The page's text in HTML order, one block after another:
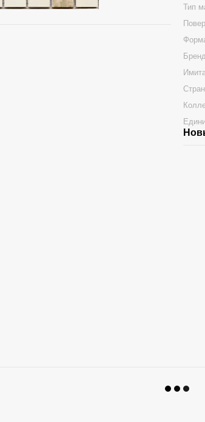
Тип
Бренд